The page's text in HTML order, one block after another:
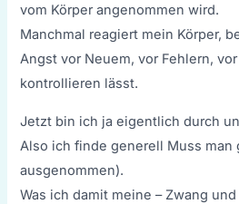
vom Körper angenommen wird.
Manchmal reagiert mein Körper,
Angst vor Neuem, vor Fehlern,
kontrollieren lässt.
Jetzt bin ich ja eigentlich durch
Also ich finde generell Muss man
ausgenommen).
Was ich damit meine – Zwang